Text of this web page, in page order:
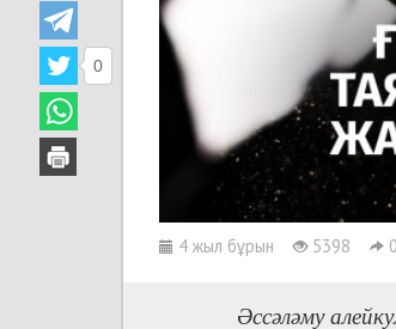
4 жыл бұрын 5398 0
0
Әссәләму